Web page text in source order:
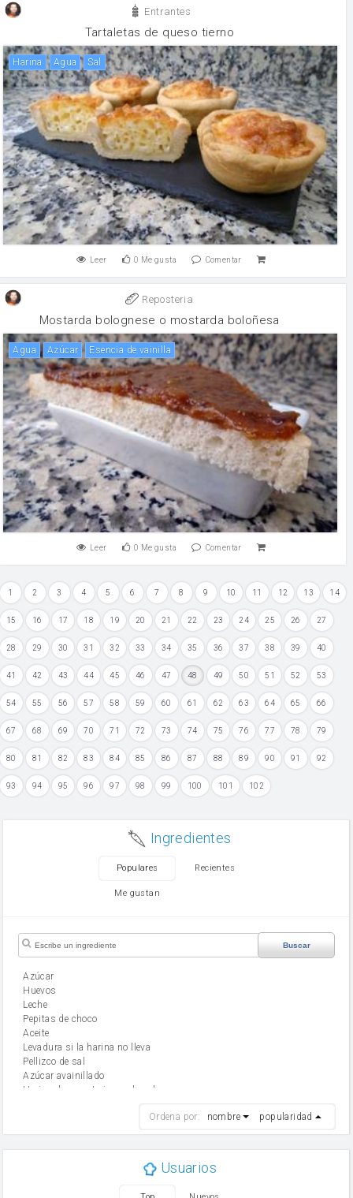
Entrantes
Tartaletas de queso tierno
harina agua sal
Leer 0 Me gusta Comentar
Reposteria
Mostarda bolognese o mostarda boloñesa
agua Azúcar Esencia de vainilla
Leer 0 Me gusta Comentar
1 2 3 4 5 6 7 8 9 10 11 12 13 14
15 16 17 18 19 20 21 22 23 24 25 26 27
28 29 30 31 32 33 34 35 36 37 38 39 40
41 42 43 44 45 46 47 48 49 50 51 52 53
54 55 56 57 58 59 60 61 62 63 64 65 66
67 68 69 70 71 72 73 74 75 76 77 78 79
80 81 82 83 84 85 86 87 88 89 90 91 92
93 94 95 96 97 98 99 100 101 102
Ingredientes
Populares Recientes
Me gustan
Buscar
Azúcar
huevos
leche
Pepitas de choco
aceite
Levadura si la harina no lleva
Pellizco de sal
Azúcar avainillado
Harina de reposteria con levadura
mantequilla
Ordena por: nombre popularidad
Usuarios